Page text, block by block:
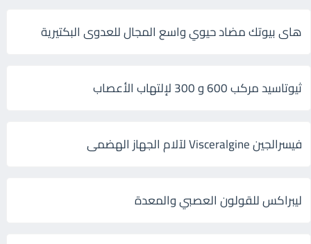
هاى بيوتك مضاد حيوي واسع المجال للعدوى البكتيرية
ثيوتاسيد مركب 600 و 300 لإلتهاب الأعصاب
فيسرالجين Visceralgine لآلام الجهاز الهضمى
ليبراكس للقولون العصبي والمعدة